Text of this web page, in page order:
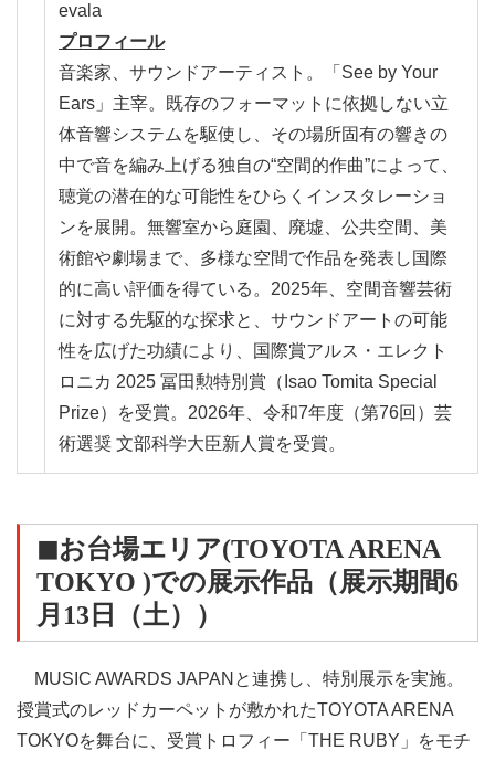
evala
プロフィール
音楽家、サウンドアーティスト。「See by Your
Ears」主宰。既存のフォーマットに依拠しない立
体音響システムを駆使し、その場所固有の響きの
中で音を編み上げる独自の“空間的作曲”によって、
聴覚の潜在的な可能性をひらくインスタレーショ
ンを展開。無響室から庭園、廃墟、公共空間、美
術館や劇場まで、多様な空間で作品を発表し国際
的に高い評価を得ている。2025年、空間音響芸術
に対する先駆的な探求と、サウンドアートの可能
性を広げた功績により、国際賞アルス・エレクト
ロニカ 2025 冨田勲特別賞（Isao Tomita Special
Prize）を受賞。2026年、令和7年度（第76回）芸
術選奨 文部科学大臣新人賞を受賞。
◼︎お台場エリア(TOYOTA ARENA
TOKYO )での展示作品（展示期間6
月13日
（土） ）
MUSIC AWARDS JAPANと連携し、特別展示を実施。
授賞式のレッドカーペットが敷かれたTOYOTA ARENA
TOKYOを舞台に、受賞トロフィー「THE RUBY」をモチ